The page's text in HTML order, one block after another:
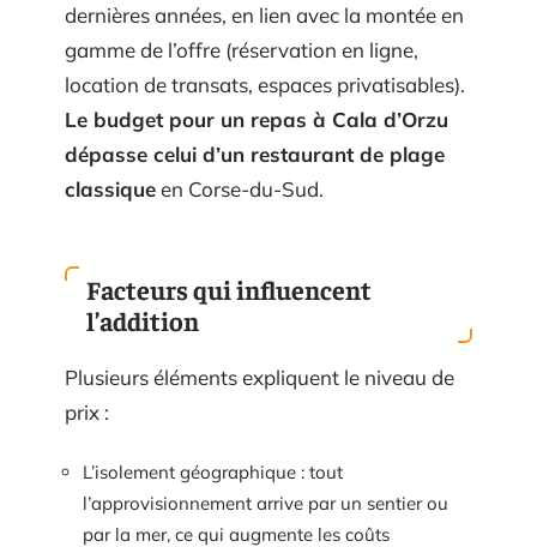
dernières années, en lien avec la montée en
gamme de l’offre (réservation en ligne,
location de transats, espaces privatisables).
Le budget pour un repas à Cala d’Orzu
dépasse celui d’un restaurant de plage
classiqueen Corse-du-Sud.
Facteurs qui influencent
l’addition
Plusieurs éléments expliquent le niveau de
prix :
L’isolement géographique : tout
l’approvisionnement arrive par un sentier ou
par la mer, ce qui augmente les coûts